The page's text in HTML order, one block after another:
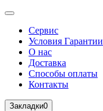
Сервис
Условия Гарантии
О нас
Доставка
Способы оплаты
Контакты
Закладки0